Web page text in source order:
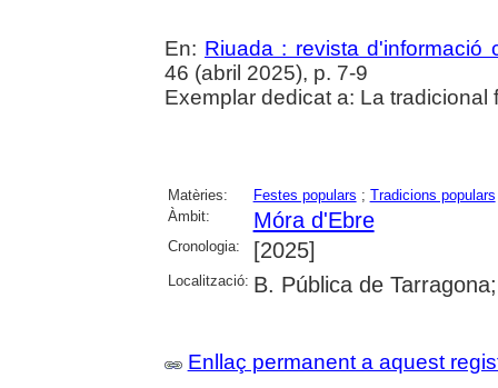
En: Riuada : revista d'informació
46 (abril 2025), p. 7-9
Exemplar dedicat a: La
Matèries: Festes populars ; Tradicions populars
Àmbit:
Móra d'Ebre
Cronologia: [2025]
Localització: B. Pública de
Enllaç permanent a aquest